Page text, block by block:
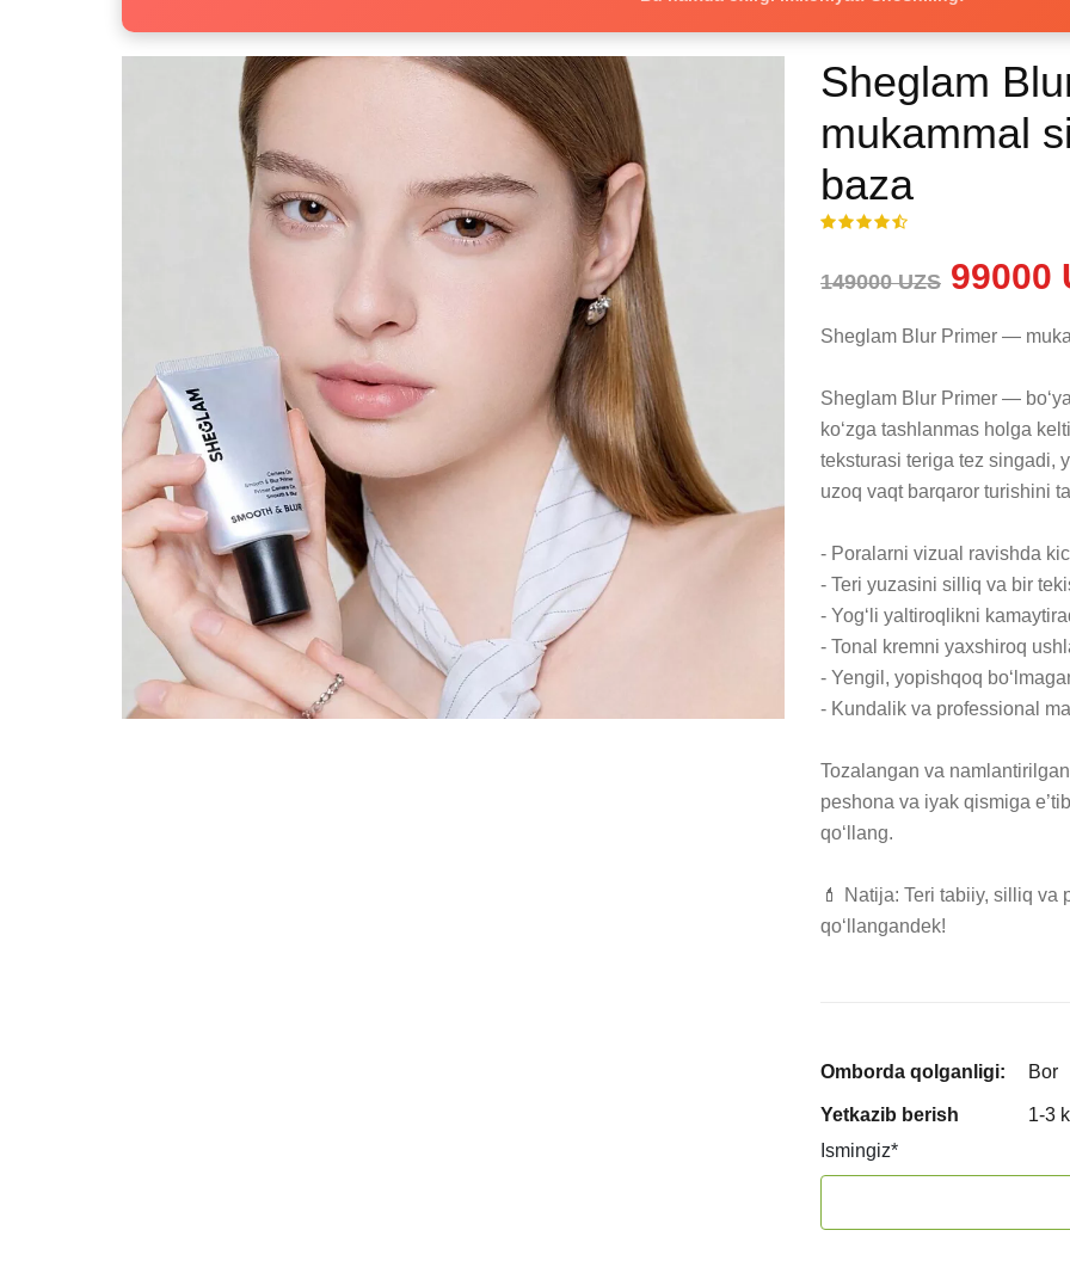
Sheglam
mukammal
baza
149000 UZS 99000
Sheglam Blur Primer —
Sheglam Blur Primer —
ko‘zga tashlanmas holga
teksturasi teriga tez singadi,
uzoq vaqt barqaror turishini
- Poralarni vizual ravishda
- Teri yuzasini silliq va bir
- Yog‘li yaltiroqlikni
- Tonal kremni yaxshiroq
- Yengil, yopishqoq
- Kundalik va professional
Tozalangan va
peshona va iyak qismiga
qo‘llang.
💄 Natija: Teri tabiiy, silliq
qo‘llangandek!
Omborda qolganligi: Bor
Yetkazib berish
1-3
Ismingiz*